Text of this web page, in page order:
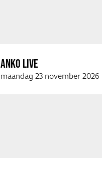
ANKO LIVE
maandag 23 november 2026